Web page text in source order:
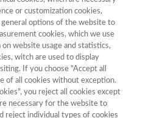
el sello enlazará
ficha oficial de la revista. No
or customization cookies,
options of the website to
cookies, which we use
website usage and statistics,
witch are used to display
If you choose "Accept all
of all cookies without exception.
you reject all cookies except
necessary for the website to
reject individual types of cookies